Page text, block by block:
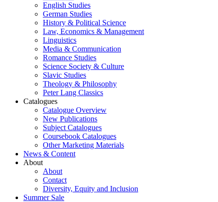
English Studies
German Studies
History & Political Science
Law, Economics & Management
Linguistics
Media & Communication
Romance Studies
Science Society & Culture
Slavic Studies
Theology & Philosophy
Peter Lang Classics
Catalogues
Catalogue Overview
New Publications
Subject Catalogues
Coursebook Catalogues
Other Marketing Materials
News & Content
About
About
Contact
Diversity, Equity and Inclusion
Summer Sale